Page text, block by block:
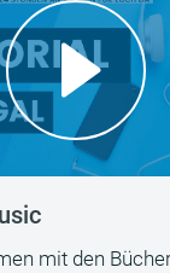
mit den